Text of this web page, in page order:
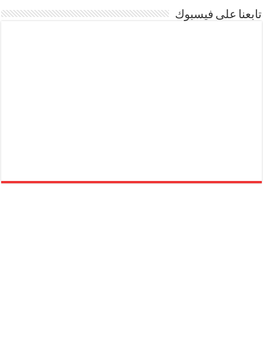
تابعنا على فيسبوك